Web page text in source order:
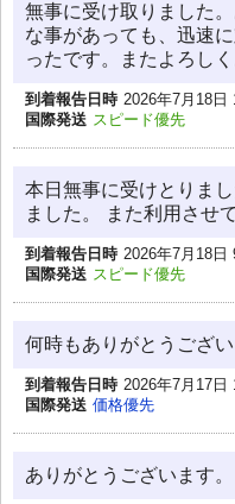
無事に受け取りました
な事があっても、迅速
ったです。またよろし
到着報告日時 2026年7月18日
国際発送 スピード優先
本日無事に受けとりま
ました。 また利用させ
到着報告日時 2026年7月18日
国際発送 スピード優先
何時もありがとうござ
到着報告日時 2026年7月17日
国際発送 価格優先
ありがとうございます。